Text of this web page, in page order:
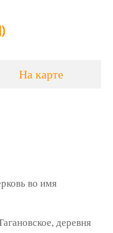
На карте
во имя
деревня